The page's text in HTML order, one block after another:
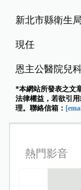
新北市縣衛生
現任
恩主公醫院兒
*本網站所發表之文
法律權益，若欲引
理。聯絡信箱：
熱門影音